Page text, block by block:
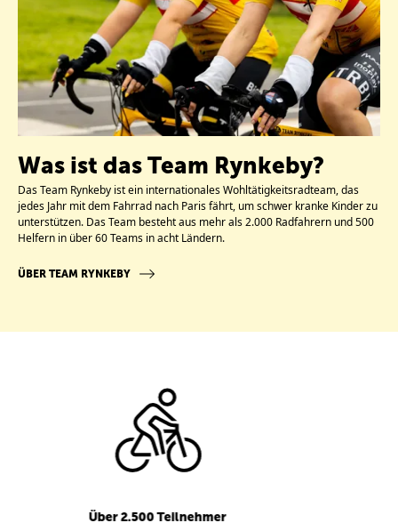
Was ist das Team Rynkeby?
Das Team Rynkeby ist ein internationales Wohltätigkeitsradteam, das
jedes Jahr mit dem Fahrrad nach Paris fährt, um schwer kranke Kinder zu
unterstützen. Das Team besteht aus mehr als 2.000 Radfahrern und 500
Helfern in über 60 Teams in acht Ländern.
ÜBER TEAM RYNKEBY
Über 2.500 Teilnehmer